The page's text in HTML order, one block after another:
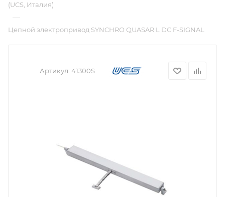
(UCS, Италия)
—
Цепной электропривод SYNCHRO QUASAR L DC F-SIGNAL
Артикул: 41300S